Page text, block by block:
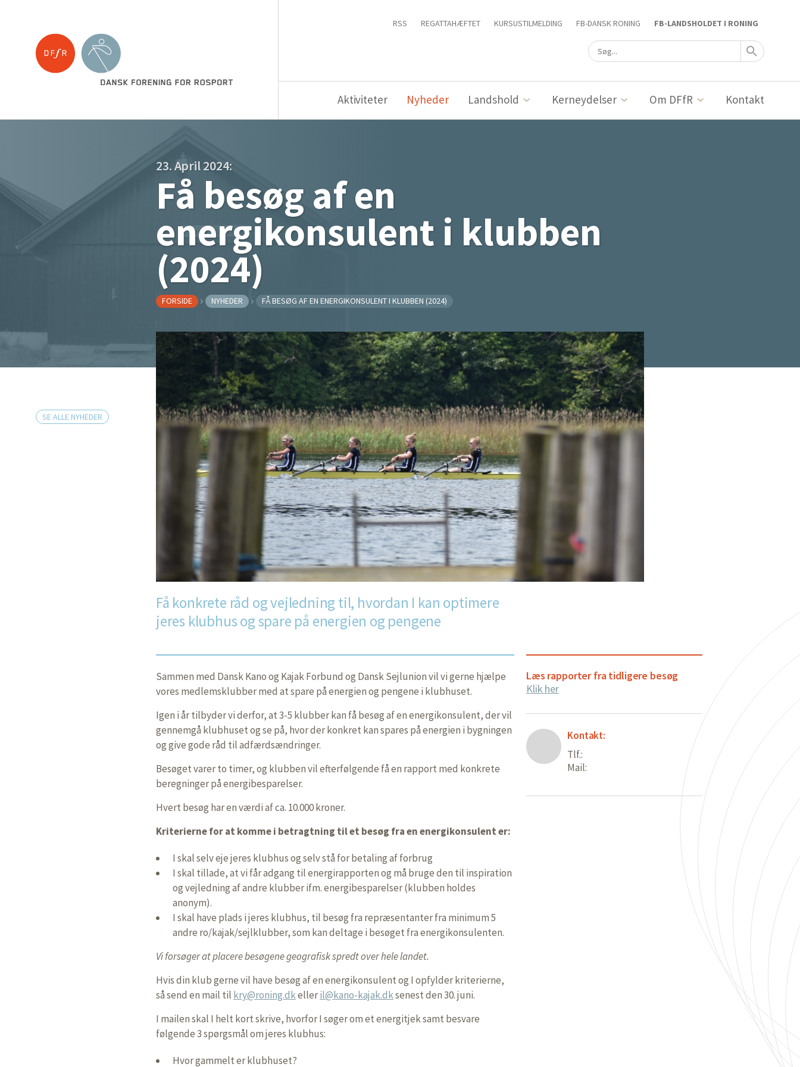
RSS REGATTAHÆFTET KURSUSTILMELDING FB-DANSK RONING FB-LANDSHOLDET I RONING
Aktiviteter Nyheder Landshold Kerneydelser Om DFfR Kontakt
23. April 2024:
Få besøg af en
energikonsulent i klubben
(2024)
FORSIDE NYHEDER FÅ BESØG AF EN ENERGIKONSULENT I KLUBBEN (2024)
SE ALLE NYHEDER
Få konkrete råd og vejledning til, hvordan I kan optimere
jeres klubhus og spare på energien og pengene
Sammen med Dansk Kano og Kajak Forbund og Dansk Sejlunion vil vi gerne hjælpe
vores medlemsklubber med at spare på energien og pengene i klubhuset.
Igen i år tilbyder vi derfor, at 3-5 klubber kan få besøg af en energikonsulent, der vil
gennemgå klubhuset og se på, hvor der konkret kan spares på energien i bygningen
og give gode råd til adfærdsændringer.
Besøget varer to timer, og klubben vil efterfølgende få en rapport med konkrete
beregninger på energibesparelser.
Hvert besøg har en værdi af ca. 10.000 kroner.
Kriterierne for at komme i betragtning til et besøg fra en energikonsulent er:
I skal selv eje jeres klubhus og selv stå for betaling af forbrug
I skal tillade, at vi får adgang til energirapporten og må bruge den til inspiration
og vejledning af andre klubber ifm. energibesparelser (klubben holdes
anonym).
I skal have plads i jeres klubhus, til besøg fra repræsentanter fra minimum 5
andre ro/kajak/sejlklubber, som kan deltage i besøget fra energikonsulenten.
Vi forsøger at placere besøgene geografisk spredt over hele landet.
Hvis din klub gerne vil have besøg af en energikonsulent og I opfylder kriterierne,
så send en mail til kry@roning.dkelleril@kano-kajak.dksenest den 30. juni.
I mailen skal I helt kort skrive, hvorfor I søger om et energitjek samt besvare
følgende 3 spørgsmål om jeres klubhus:
Hvor gammelt er klubhuset?
Læs rapporter fra tidligere besøg
Klik her
Kontakt:
Tlf.:
Mail: